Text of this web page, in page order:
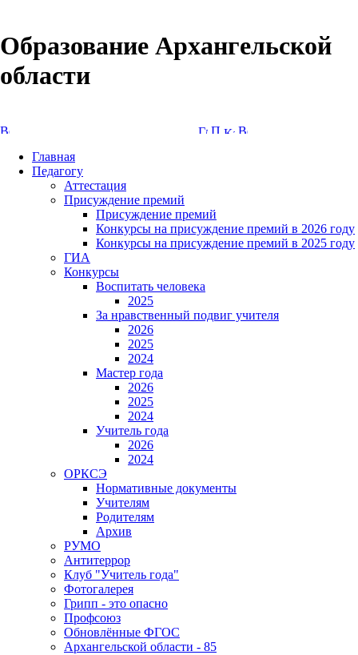
Образование Архангельской
области
Главная
Педагогу
Аттестация
Присуждение премий
Присуждение премий
Конкурсы на присуждение премий в 2026 году
Конкурсы на присуждение премий в 2025 году
ГИА
Конкурсы
Воспитать человека
2025
За нравственный подвиг учителя
2026
2025
2024
Мастер года
2026
2025
2024
Учитель года
2026
2024
ОРКСЭ
Нормативные документы
Учителям
Родителям
Архив
РУМО
Антитеррор
Клуб "Учитель года"
Фотогалерея
Грипп - это опасно
Профсоюз
Обновлённые ФГОС
Архангельской области - 85